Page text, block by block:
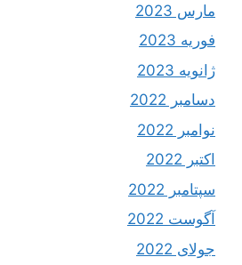
مارس 2023
فوریه 2023
ژانویه 2023
دسامبر 2022
نوامبر 2022
اکتبر 2022
سپتامبر 2022
آگوست 2022
جولای 2022